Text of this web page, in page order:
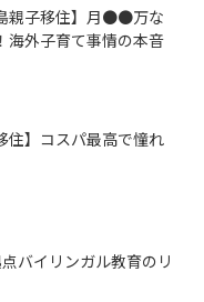
親子移住】月●●万な
海外子育て事情の本音
住】コスパ最高で憧れ
バイリンガル教育のリ